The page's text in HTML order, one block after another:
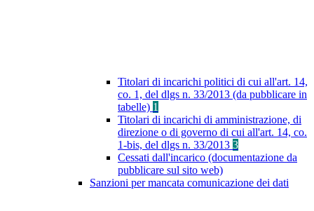
Titolari di incarichi politici di cui all'art. 14,
co. 1, del dlgs n. 33/2013 (da pubblicare in
tabelle) 1
Titolari di incarichi di amministrazione, di
direzione o di governo di cui all'art. 14, co.
1-bis, del dlgs n. 33/2013 3
Cessati dall'incarico (documentazione da
pubblicare sul sito web)
Sanzioni per mancata comunicazione dei dati